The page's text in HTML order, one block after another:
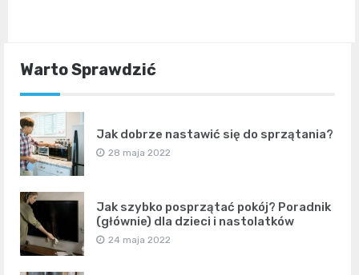
Warto Sprawdzić
Jak dobrze nastawić się do sprzątania?
28 maja 2022
Jak szybko posprzątać pokój? Poradnik
(głównie) dla dzieci i nastolatków
24 maja 2022